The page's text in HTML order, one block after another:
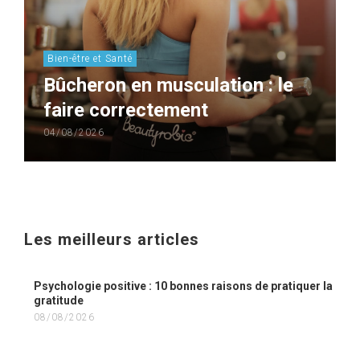
Bien-être et Santé
Bûcheron en musculation : le
faire correctement
04/08/2026
Les meilleurs articles
Psychologie positive : 10 bonnes raisons de pratiquer la
gratitude
08/08/2026